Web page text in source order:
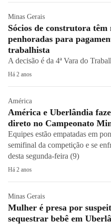
Minas Gerais
Sócios de construtora têm
penhoradas para
trabalhista
A decisão é da 4ª Vara do
Há 2 anos
América
América e Uberlândia
direto no Campeonato
Equipes estão empatadas em
semifinal da competição e se
desta segunda-feira (9)
Há 2 anos
Minas Gerais
Mulher é presa por
sequestrar bebê em